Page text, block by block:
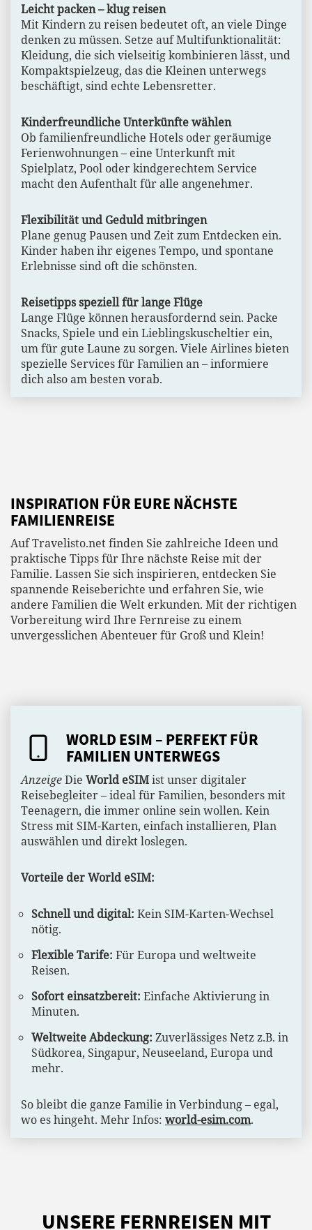
Leicht packen – klug reisen
Mit Kindern zu reisen bedeutet oft, an viele Dinge
denken zu müssen. Setze auf Multifunktionalität:
Kleidung, die sich vielseitig kombinieren lässt, und
Kompaktspielzeug, das die Kleinen unterwegs
beschäftigt, sind echte Lebensretter.
Kinderfreundliche Unterkünfte wählen
Ob familienfreundliche Hotels oder geräumige
Ferienwohnungen – eine Unterkunft mit
Spielplatz, Pool oder kindgerechtem Service
macht den Aufenthalt für alle angenehmer.
Flexibilität und Geduld mitbringen
Plane genug Pausen und Zeit zum Entdecken ein.
Kinder haben ihr eigenes Tempo, und spontane
Erlebnisse sind oft die schönsten.
Reisetipps speziell für lange Flüge
Lange Flüge können herausfordernd sein. Packe
Snacks, Spiele und ein Lieblingskuscheltier ein,
um für gute Laune zu sorgen. Viele Airlines bieten
spezielle Services für Familien an – informiere
dich also am besten vorab.
INSPIRATION FÜR EURE NÄCHSTE
FAMILIENREISE
Auf Travelisto.net finden Sie zahlreiche Ideen und
praktische Tipps für Ihre nächste Reise mit der
Familie. Lassen Sie sich inspirieren, entdecken Sie
spannende Reiseberichte und erfahren Sie, wie
andere Familien die Welt erkunden. Mit der richtigen
Vorbereitung wird Ihre Fernreise zu einem
unvergesslichen Abenteuer für Groß und Klein!
WORLD ESIM – PERFEKT FÜR
FAMILIEN UNTERWEGS
AnzeigeDie World eSIMist unser digitaler
Reisebegleiter – ideal für Familien, besonders mit
Teenagern, die immer online sein wollen. Kein
Stress mit SIM-Karten, einfach installieren, Plan
auswählen und direkt loslegen.
Vorteile der World eSIM:
Schnell und digital: Kein SIM-Karten-Wechsel
nötig.
Flexible Tarife: Für Europa und weltweite
Reisen.
Sofort einsatzbereit: Einfache Aktivierung in
Minuten.
Weltweite Abdeckung: Zuverlässiges Netz z.B. in
Südkorea, Singapur, Neuseeland, Europa und
mehr.
So bleibt die ganze Familie in Verbindung – egal,
wo es hingeht. Mehr Infos: world-esim.com.
UNSERE FERNREISEN MIT